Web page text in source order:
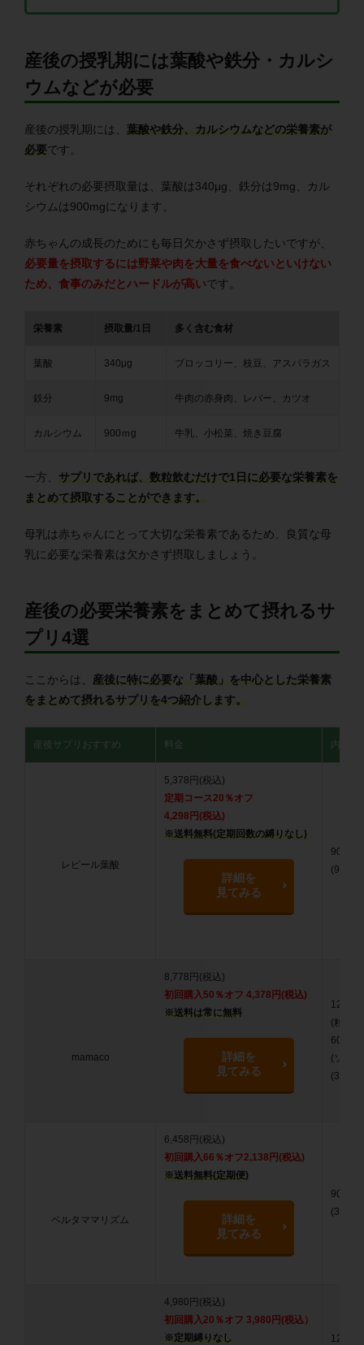
産後の授乳期には葉酸や鉄分・カルシ
ウムなどが必要
産後の授乳期には、 葉酸や鉄分、カルシウムなどの栄養素が
必要です。
それぞれの必要摂取量は、葉酸は340μg、鉄分は9mg、カル
シウムは900mgになります。
赤ちゃんの成長のためにも毎日欠かさず摂取したいですが、
必要量を摂取するには野菜や肉を大量を食べないといけない
ため、食事のみだとハードルが高いです。
栄養素 摂取量/1日 多く含む食材
葉酸 340μg ブロッコリー、枝豆、アスパラガス
鉄分 9mg 牛肉の赤身肉、レバー、カツオ
カルシウム 900ｍg 牛乳、小松菜、焼き豆腐
一方、 サプリであれば、数粒飲むだけで1日に必要な栄養素を
まとめて摂取することができます。
母乳は赤ちゃんにとって大切な栄養素であるため、良質な母
乳に必要な栄養素は欠かさず摂取しましょう。
産後の必要栄養素をまとめて摂れるサ
プリ4選
ここからは、 産後に特に必要な「葉酸」を中心とした栄養素
をまとめて摂れるサプリを4つ紹介します。
産後サプリおすすめ 料金 内容量
レピール葉酸
5,378円(税込)
定期コース20％オフ
4,298円(税込)
※送料無料(定期回数の縛りなし)
詳細を
見てみる
90粒
(90日
mamaco
8,778円(税込)
初回購入50％オフ 4,378円(税込)
※送料は常に無料
詳細を
見てみる
120粒
(粒タ
60粒
(ソフ
(30日
ベルタママリズム
6,458円(税込)
初回購入66％オフ2,138円(税込)
※送料無料(定期便)
詳細を
見てみる
90粒
(30日
4,980円(税込)
初回購入20％オフ 3,980円(税込）
※定期縛りなし
124粒